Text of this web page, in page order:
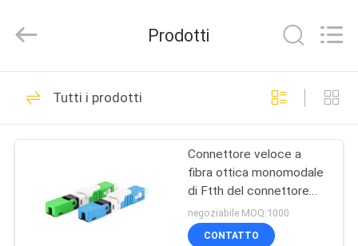
CASA
PRODOTTI
Communication
Ltd..
Reserved.
Cavo di zona a fibra
288
Prodotti
Tutti i prodotti
Connettore veloce a
fibra ottica monomodale
di Ftth del connettore
rapido a fibra ottica di
Sc/Upc Sc/Apc MP
negoziabile MOQ:1000
CONTATTO